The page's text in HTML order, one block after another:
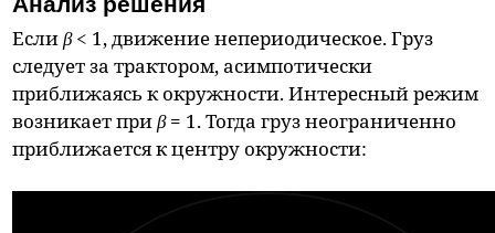
Еслиβ< 1, движение непериодическое. Груз
следует за трактором, асимпотически
приближаясь к окружности. Интересный режим
возникает приβ= 1. Тогда груз неограниченно
приближается к центру окружности: